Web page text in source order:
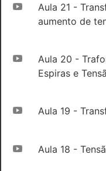
Aula 21 -
aumento de
Aula 20 -
Espiras e
Aula 19 -
Aula 18 -